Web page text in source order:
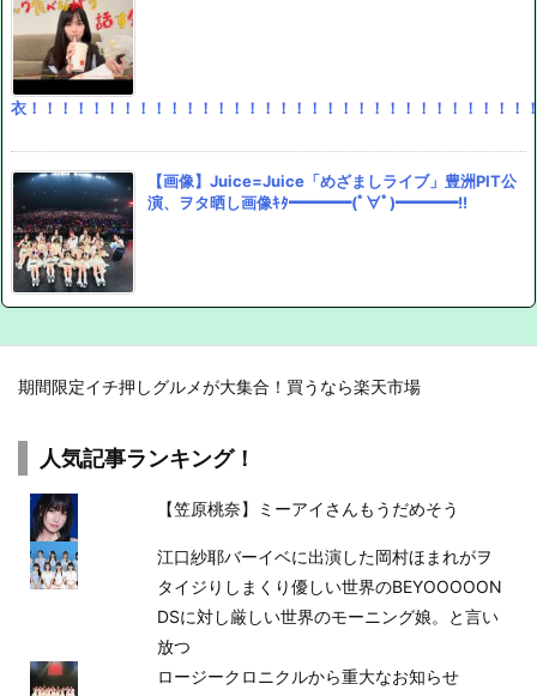
衣！！！！！！！！！！！！！！！！！！！！！！！！！！！！！！！！
【画像】Juice=Juice「めざましライブ」豊洲PIT公
演、ヲタ晒し画像ｷﾀ━━━━(ﾟ∀ﾟ)━━━━!!
期間限定イチ押しグルメが大集合！買うなら楽天市場
人気記事ランキング！
【笠原桃奈】ミーアイさんもうだめそう
江口紗耶バーイベに出演した岡村ほまれがヲ
タイジりしまくり優しい世界のBEYOOOOON
DSに対し厳しい世界のモーニング娘。と言い
放つ
ロージークロニクルから重大なお知らせ